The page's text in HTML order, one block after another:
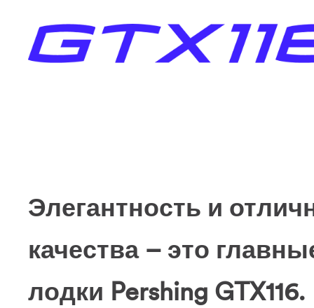
Элегантность и
качества – это
лодки Pershing GTX116.